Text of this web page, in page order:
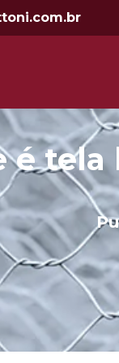
é